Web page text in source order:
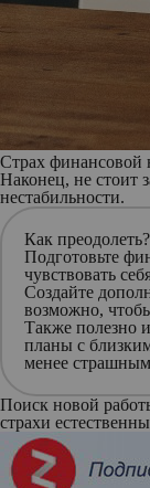
Страх финансовой
Наконец, не стоит
нестабильности.
Как преодолеть?
Подготовьте
чувствовать
Создайте
возможно,
Также полезно
планы с
менее
Поиск новой
страхи